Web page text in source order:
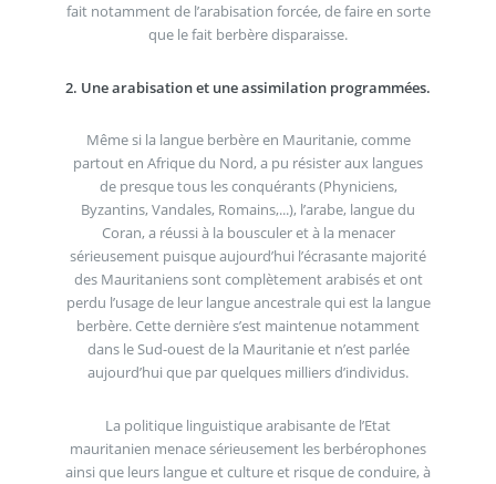
fait notamment de l’arabisation forcée, de faire en sorte
que le fait berbère disparaisse.
2. Une arabisation et une assimilation programmées.
Même si la langue berbère en Mauritanie, comme
partout en Afrique du Nord, a pu résister aux langues
de presque tous les conquérants (Phyniciens,
Byzantins, Vandales, Romains,...), l’arabe, langue du
Coran, a réussi à la bousculer et à la menacer
sérieusement puisque aujourd’hui l’écrasante majorité
des Mauritaniens sont complètement arabisés et ont
perdu l’usage de leur langue ancestrale qui est la langue
berbère. Cette dernière s’est maintenue notamment
dans le Sud-ouest de la Mauritanie et n’est parlée
aujourd’hui que par quelques milliers d’individus.
La politique linguistique arabisante de l’Etat
mauritanien menace sérieusement les berbérophones
ainsi que leurs langue et culture et risque de conduire, à